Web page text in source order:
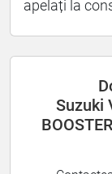
apelați la
Suzuki